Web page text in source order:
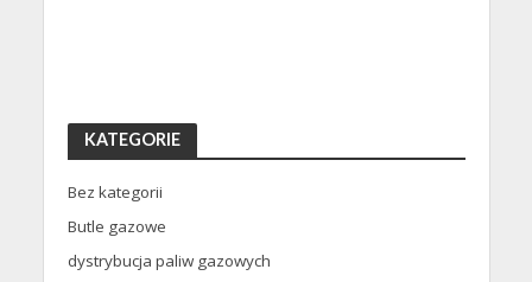
KATEGORIE
Bez kategorii
Butle gazowe
dystrybucja paliw gazowych